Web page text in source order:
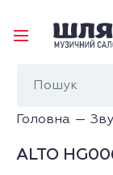
Головна
ALTO